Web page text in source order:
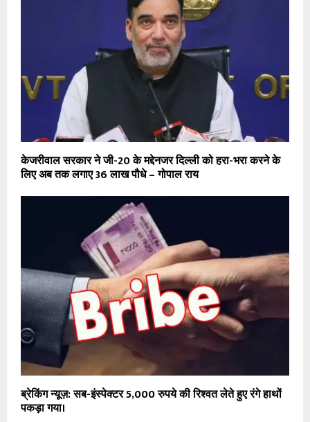
केजरीवाल सरकार ने जी-20 के मद्देनजर दिल्ली को हरा-भरा करने के
लिए अब तक लगाए 36 लाख पौधे – गोपाल राय
ब्रेकिंग न्यूज़: सब-इंस्पेक्टर 5,000 रुपये की रिश्वत लेते हुए रंगे हाथों
पकड़ा गया।